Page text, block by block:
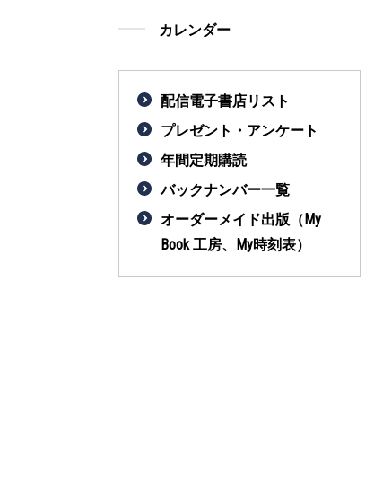
カレンダー
配信電子書店リスト
プレゼント・アンケート
年間定期購読
バックナンバー一覧
オーダーメイド出版（My
Book 工房、My時刻表）